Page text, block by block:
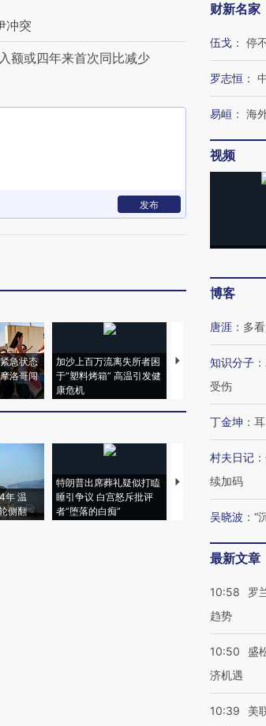
冲突
额或四年来首次同比减少
发布
急状态
洛哥闯
加沙上百万流离失所者困
于“塑料烤箱” 高温引发健
康危机
马航飞行员跨国走私
年 温
侧翻
特朗普出席葬礼疑似打瞌
睡引争议 白宫怒斥批评
者“堕落的白痴”
视线｜全球最热百城
97个 印度如何熬过
财新名家
伍戈 ： 停
罗志恒 ：
易峘 ： 海
视频
博客
唐涯 ： 多
知识分子 ：
受伤
丁金坤 ：
村夫日记 ：
续加码
吴晓波 ： “
最新文章
10:58
罗
趋势
10:50
盛
济机遇
10:39
美